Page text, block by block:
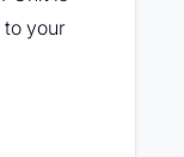
to your